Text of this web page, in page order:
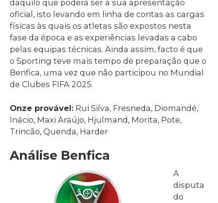
daquilo que poderá ser a sua apresentação
oficial, isto levando em linha de contas as cargas
físicas às quais os atletas são expostos nesta
fase da época e as experiências levadas a cabo
pelas equipas técnicas. Ainda assim, facto é que
o Sporting teve mais tempo de preparação que o
Benfica, uma vez que não participou no Mundial
de Clubes FIFA 2025.
Onze provável: Rui Silva, Fresneda, Diomandé,
Inácio, Maxi Araújo, Hjulmand, Morita, Pote,
Trincão, Quenda, Harder
Análise Benfica
A
disputa
do